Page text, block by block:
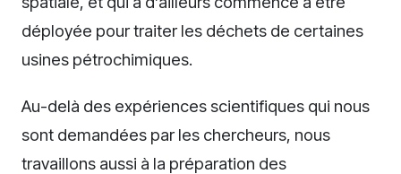
déployée pour traiter les déchets de certaines
usines pétrochimiques.
Au-delà des expériences scientifiques qui nous
sont demandées par les chercheurs, nous
travaillons aussi à la préparation des